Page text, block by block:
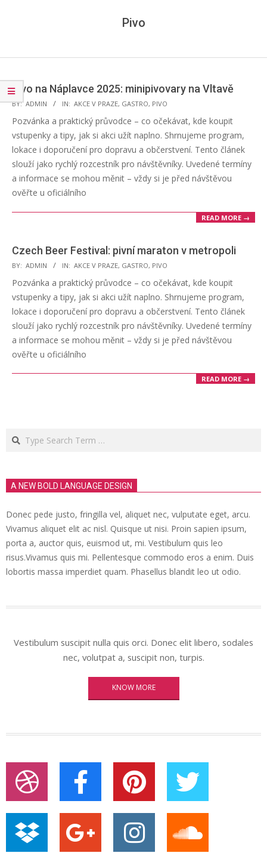
Pivo
Pivo na Náplavce 2025: minipivovary na Vltavě
2025-
08-
26
BY: ADMIN IN: AKCE V PRAZE, GASTRO, PIVO
Pozvánka a praktický průvodce – co očekávat, kde koupit
vstupenky a tipy, jak si akci užít naplno. Shrnujeme program,
lokace i doporučení pro dopravu a občerstvení. Tento článek
slouží jako rychlý rozcestník pro návštěvníky. Uvedené termíny
a informace se mohou měnit – vždy si je před návštěvou
ověřte u oficiálního
READ MORE →
Czech Beer Festival: pivní maraton v metropoli
2025-
08-
BY: ADMIN IN: AKCE V PRAZE, GASTRO, PIVO
Pozvánka a praktický průvodce – co očekávat, kde koupit
vstupenky a tipy, jak si akci užít naplno. Shrnujeme program,
lokace i doporučení pro dopravu a občerstvení. Tento článek
slouží jako rychlý rozcestník pro návštěvníky. Uvedené termíny
a informace se mohou měnit – vždy si je před návštěvou
ověřte u oficiálního
READ MORE →
Search
A NEW BOLD LANGUAGE DESIGN
Donec pede justo, fringilla vel, aliquet nec, vulputate eget, arcu.
Vivamus aliquet elit ac nisl. Quisque ut nisi. Proin sapien ipsum,
porta a, auctor quis, euismod ut, mi. Vestibulum quis leo
risus.Vivamus quis mi. Pellentesque commodo eros a enim. Duis
lobortis massa imperdiet quam. Phasellus blandit leo ut odio.
Vestibulum suscipit nulla quis orci. Donec elit libero, sodales
nec, volutpat a, suscipit non, turpis.
KNOW MORE